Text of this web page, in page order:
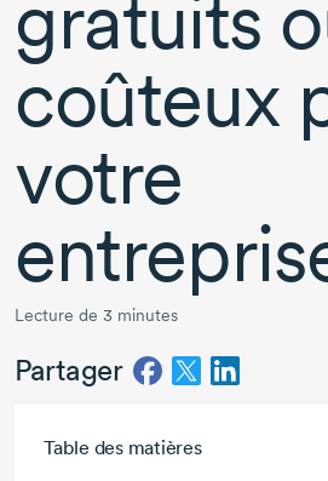
gratuits
coûteux
votre
Lecture de 3 minutes
Partager
Table des matières